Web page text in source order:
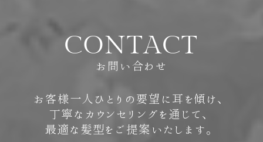
CONTACT
お問い合わせ
お客様一人ひとりの要望に耳を傾け、
丁寧なカウンセリングを通じて、
最適な髪型をご提案いたします。